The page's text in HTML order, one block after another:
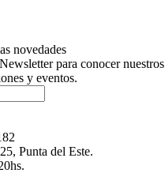
novedades
para conocer nuestros
y eventos.
Punta del Este.